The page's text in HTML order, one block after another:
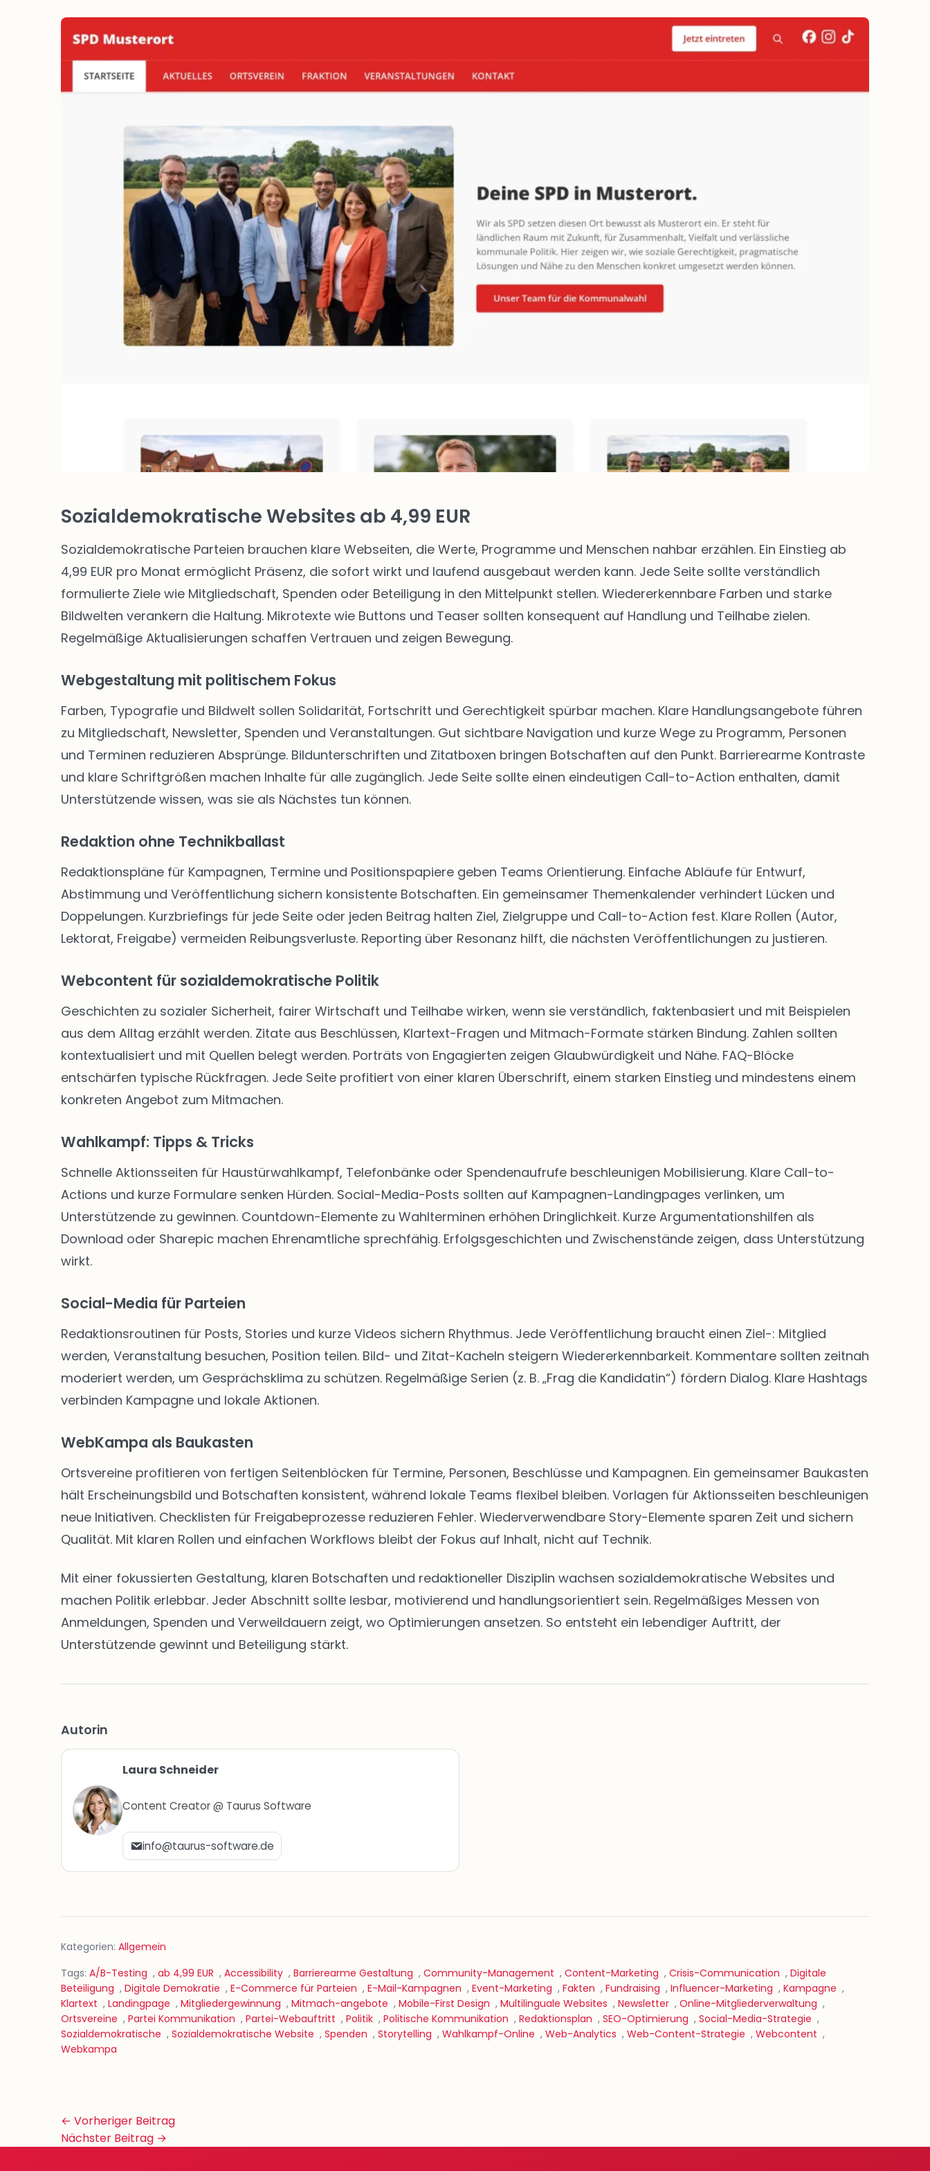
Wahlkampf auf Facebook
alle Altersgruppen
Sozialdemokratische Websites ab 4,99 EUR
Sozialdemokratische Parteien brauchen klare Webseiten, die Werte, Programme und Menschen nahbar erzählen. Ein Einstieg ab
4,99 EUR pro Monat ermöglicht Präsenz, die sofort wirkt und laufend ausgebaut werden kann. Jede Seite sollte verständlich
formulierte Ziele wie Mitgliedschaft, Spenden oder Beteiligung in den Mittelpunkt stellen. Wiedererkennbare Farben und starke
Bildwelten verankern die Haltung. Mikrotexte wie Buttons und Teaser sollten konsequent auf Handlung und Teilhabe zielen.
Regelmäßige Aktualisierungen schaffen Vertrauen und zeigen Bewegung.
Webgestaltung mit politischem Fokus
Farben, Typografie und Bildwelt sollen Solidarität, Fortschritt und Gerechtigkeit spürbar machen. Klare Handlungsangebote führen
zu Mitgliedschaft, Newsletter, Spenden und Veranstaltungen. Gut sichtbare Navigation und kurze Wege zu Programm, Personen
und Terminen reduzieren Absprünge. Bildunterschriften und Zitatboxen bringen Botschaften auf den Punkt. Barrierearme Kontraste
und klare Schriftgrößen machen Inhalte für alle zugänglich. Jede Seite sollte einen eindeutigen Call-to-Action enthalten, damit
Unterstützende wissen, was sie als Nächstes tun können.
Redaktion ohne Technikballast
Redaktionspläne für Kampagnen, Termine und Positionspapiere geben Teams Orientierung. Einfache Abläufe für Entwurf,
Abstimmung und Veröffentlichung sichern konsistente Botschaften. Ein gemeinsamer Themenkalender verhindert Lücken und
Doppelungen. Kurzbriefings für jede Seite oder jeden Beitrag halten Ziel, Zielgruppe und Call-to-Action fest. Klare Rollen (Autor,
Lektorat, Freigabe) vermeiden Reibungsverluste. Reporting über Resonanz hilft, die nächsten Veröffentlichungen zu justieren.
Webcontent für sozialdemokratische Politik
Geschichten zu sozialer Sicherheit, fairer Wirtschaft und Teilhabe wirken, wenn sie verständlich, faktenbasiert und mit Beispielen
aus dem Alltag erzählt werden. Zitate aus Beschlüssen, Klartext-Fragen und Mitmach-Formate stärken Bindung. Zahlen sollten
kontextualisiert und mit Quellen belegt werden. Porträts von Engagierten zeigen Glaubwürdigkeit und Nähe. FAQ-Blöcke
entschärfen typische Rückfragen. Jede Seite profitiert von einer klaren Überschrift, einem starken Einstieg und mindestens einem
konkreten Angebot zum Mitmachen.
Wahlkampf: Tipps & Tricks
Schnelle Aktionsseiten für Haustürwahlkampf, Telefonbänke oder Spendenaufrufe beschleunigen Mobilisierung. Klare Call-to-
Actions und kurze Formulare senken Hürden. Social-Media-Posts sollten auf Kampagnen-Landingpages verlinken, um
Unterstützende zu gewinnen. Countdown-Elemente zu Wahlterminen erhöhen Dringlichkeit. Kurze Argumentationshilfen als
Download oder Sharepic machen Ehrenamtliche sprechfähig. Erfolgsgeschichten und Zwischenstände zeigen, dass Unterstützung
wirkt.
Social-Media für Parteien
Redaktionsroutinen für Posts, Stories und kurze Videos sichern Rhythmus. Jede Veröffentlichung braucht einen Ziel-: Mitglied
werden, Veranstaltung besuchen, Position teilen. Bild- und Zitat-Kacheln steigern Wiedererkennbarkeit. Kommentare sollten zeitnah
moderiert werden, um Gesprächsklima zu schützen. Regelmäßige Serien (z. B. „Frag die Kandidatin“) fördern Dialog. Klare Hashtags
verbinden Kampagne und lokale Aktionen.
WebKampa als Baukasten
Ortsvereine profitieren von fertigen Seitenblöcken für Termine, Personen, Beschlüsse und Kampagnen. Ein gemeinsamer Baukasten
hält Erscheinungsbild und Botschaften konsistent, während lokale Teams flexibel bleiben. Vorlagen für Aktionsseiten beschleunigen
neue Initiativen. Checklisten für Freigabeprozesse reduzieren Fehler. Wiederverwendbare Story-Elemente sparen Zeit und sichern
Qualität. Mit klaren Rollen und einfachen Workflows bleibt der Fokus auf Inhalt, nicht auf Technik.
Mit einer fokussierten Gestaltung, klaren Botschaften und redaktioneller Disziplin wachsen sozialdemokratische Websites und
machen Politik erlebbar. Jeder Abschnitt sollte lesbar, motivierend und handlungsorientiert sein. Regelmäßiges Messen von
Anmeldungen, Spenden und Verweildauern zeigt, wo Optimierungen ansetzen. So entsteht ein lebendiger Auftritt, der
Unterstützende gewinnt und Beteiligung stärkt.
Autorin
Laura Schneider
Content Creator @ Taurus Software
info@taurus-software.de
Kategorien: Allgemein
Tags: A/B-Testing , ab 4,99 EUR , Accessibility , Barrierearme Gestaltung , Community-Management , Content-Marketing , Crisis-Communication , Digitale
Beteiligung , Digitale Demokratie , E-Commerce für Parteien , E-Mail-Kampagnen , Event-Marketing , Fakten , Fundraising , Influencer-Marketing , Kampagne ,
Klartext , Landingpage , Mitgliedergewinnung , Mitmach-angebote , Mobile-First Design , Multilinguale Websites , Newsletter , Online-Mitgliederverwaltung ,
Ortsvereine , Partei Kommunikation , Partei-Webauftritt , Politik , Politische Kommunikation , Redaktionsplan , SEO-Optimierung , Social-Media-Strategie ,
Sozialdemokratische , Sozialdemokratische Website , Spenden , Storytelling , Wahlkampf-Online , Web-Analytics , Web-Content-Strategie , Webcontent ,
Webkampa
Beitrags-
Navigation
← Vorheriger Beitrag
Nächster Beitrag →